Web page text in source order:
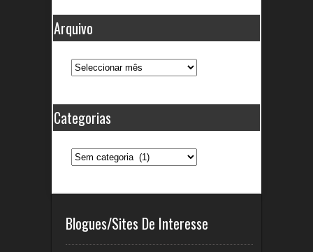
Arquivo
Arquivo
Categorias
Categorias
Blogues/Sites De Interesse